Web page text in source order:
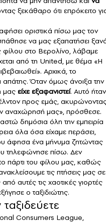
ξεκάθαρο ότι επρόκειτο
οριστικά πίσω μας τον
να μας εξαπατήσει
φίλου στο Βερολίνο, λάβαμε
από τη United, με θέμα «Η
Αρχικά, το
Όταν όμως άνοιξα την
μας είχε εξαφανιστεί. Αυτό ήταν
προς εμάς,
αναχώρησή μας», πρόσθεσε.
δημόσια όλη την εμπειρία
όλα όσα είχαμε περάσει,
άφησα ένα μήνυμα ζητώντας
τηλεφώνησε πίσω. Δεν
πάρτι του φίλου μας, καθώς
τις πτήσεις μας σε
αυτές τις χαοτικές γιορτές
ο ταξιδιώτης.
Consumers League,